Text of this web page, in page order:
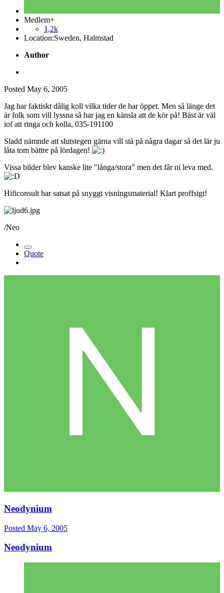
Medlem+
1,2k
Location:Sweden, Halmstad
Author
Posted May 6, 2005
Jag har faktiskt dålig koll vilka tider de har öppet. Men så länge det
är folk som vill lyssna så har jag en känsla att de kör på! Bäst är väl
iof att ringa och kolla, 035-191100
Sladd nämnde att slutstegen gärna vill stå på några dagar så det lär ju
låta tom bättre på lördagen!
Vissa bilder blev kanske lite "långa/stora" men det får ni leva med.
Hificonsult har satsat på snyggt visningsmaterial! Klart proffsigt!
/Neo
Quote
Neodynium
Posted May 6, 2005
Neodynium